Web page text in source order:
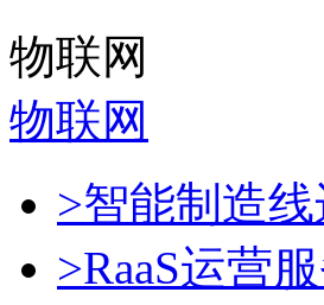
物联网
物联网
>智能制造
>RaaS运营